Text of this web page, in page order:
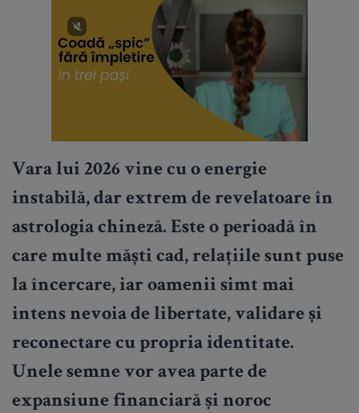
Vara lui 2026 vine cu o energie
instabilă, dar extrem de revelatoare în
astrologia chineză. Este o perioadă în
care multe măști cad, relațiile sunt puse
la încercare, iar oamenii simt mai
intens nevoia de libertate, validare și
reconectare cu propria identitate.
Unele semne vor avea parte de
expansiune financiară și noroc